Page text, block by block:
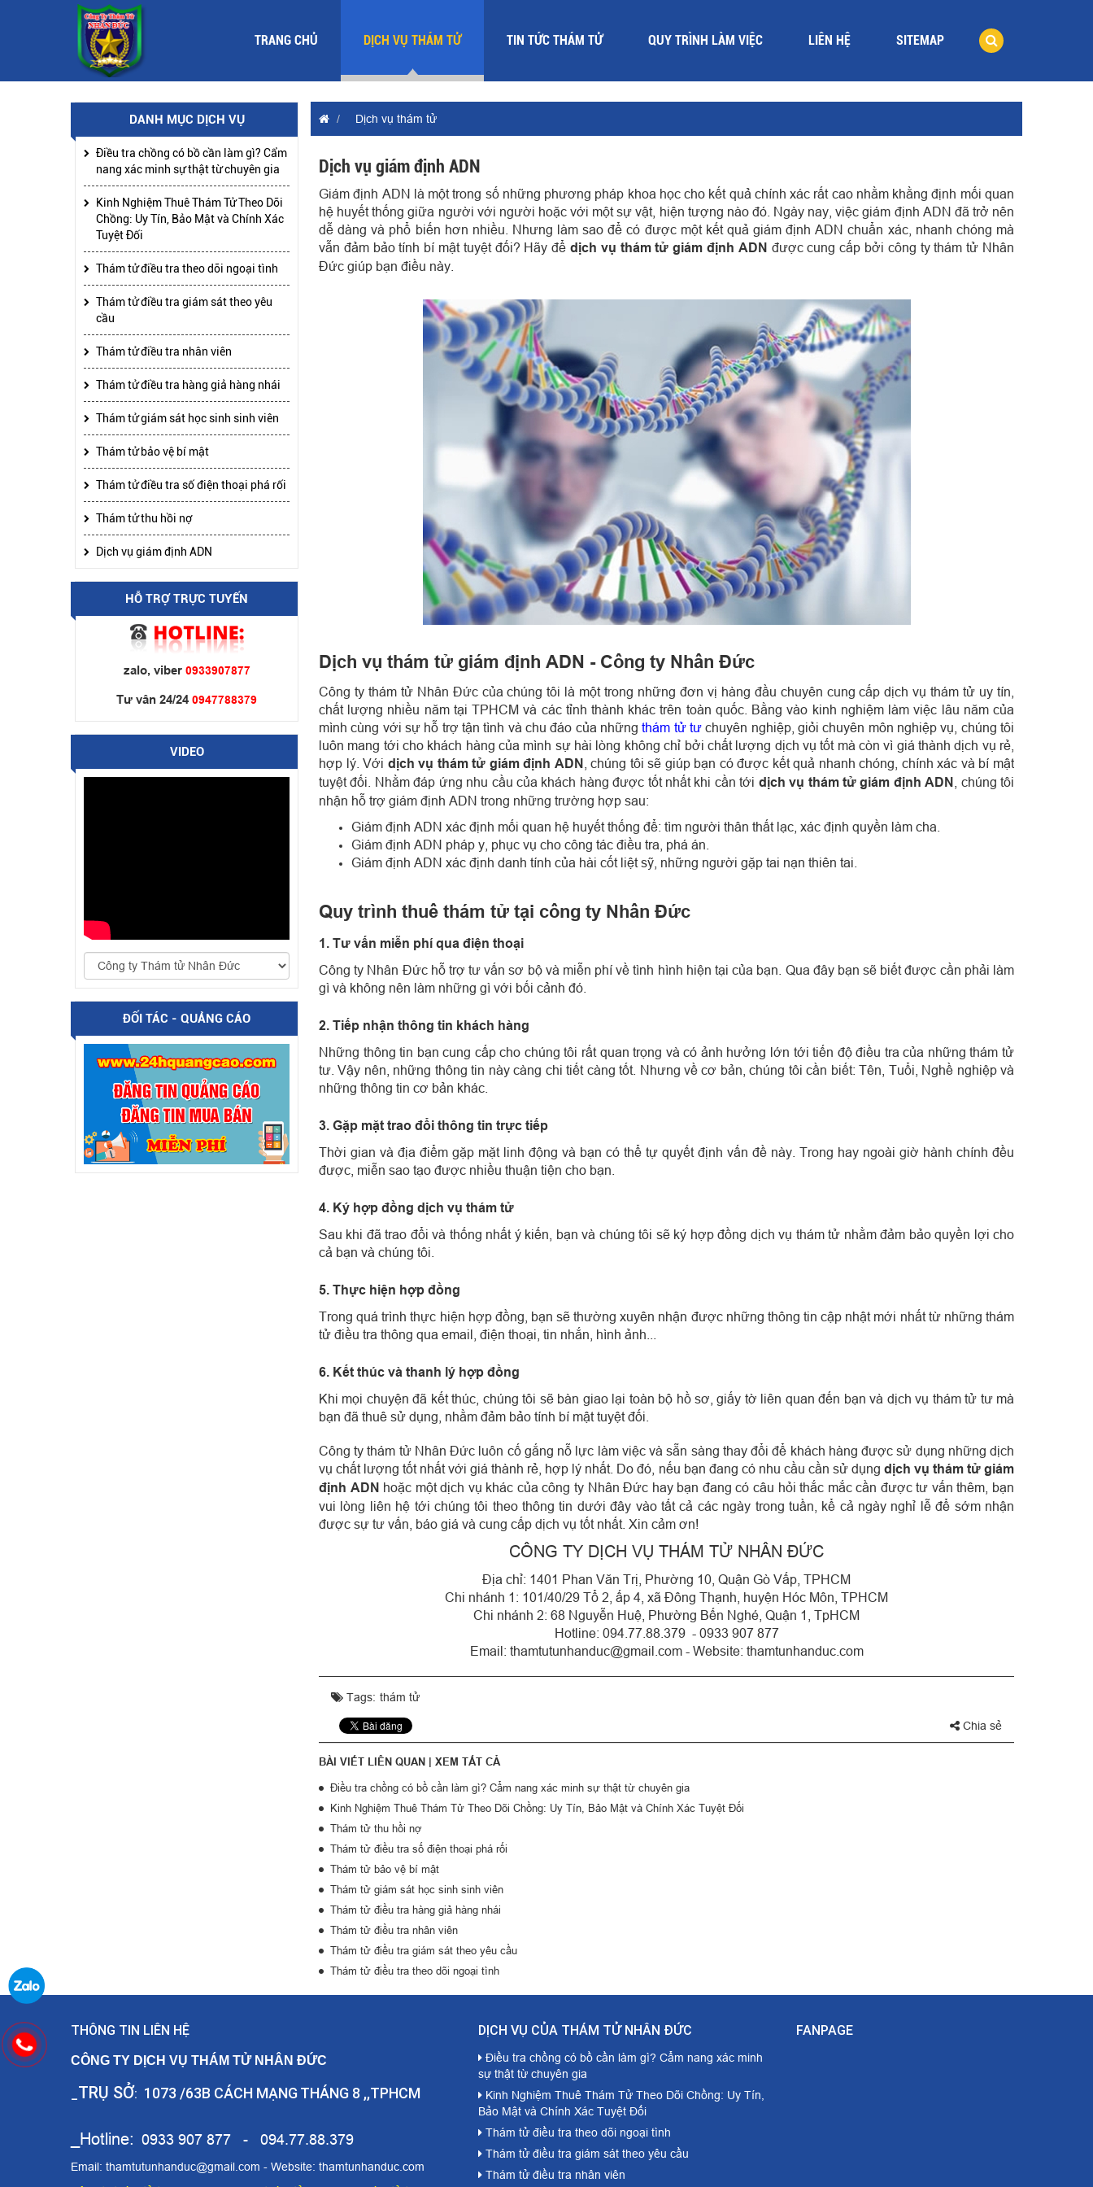
TRANG CHỦ DỊCH VỤ THÁM TỬ TIN TỨC THÁM TỬ QUY TRÌNH LÀM VIỆC LIÊN HỆ SITEMAP
DANH MỤC DỊCH VỤ
Điều tra chồng có bồ cần làm gì? Cẩm
nang xác minh sự thật từ chuyên gia
Kinh Nghiệm Thuê Thám Tử Theo Dõi
Chồng: Uy Tín, Bảo Mật và Chính Xác
Tuyệt Đối
Thám tử điều tra theo dõi ngoại tình
Thám tử điều tra giám sát theo yêu
cầu
Thám tử điều tra nhân viên
Thám tử điều tra hàng giả hàng nhái
Thám tử giám sát học sinh sinh viên
Thám tử bảo vệ bí mật
Thám tử điều tra số điện thoại phá rối
Thám tử thu hồi nợ
Dịch vụ giám định ADN
HỖ TRỢ TRỰC TUYẾN
zalo, viber 0933907877
Tư vân 24/24 0947788379
VIDEO
ĐỐI TÁC - QUẢNG CÁO
Dịch vụ thám tử
Dịch vụ giám định ADN
Giám định ADN là một trong số những phương pháp khoa học cho kết quả chính xác rất cao nhằm khằng định mối quan
hệ huyết thống giữa người với người hoặc với một sự vật, hiện tượng nào đó. Ngày nay, việc giám định ADN đã trở nên
dễ dàng và phổ biến hơn nhiều. Nhưng làm sao để có được một kết quả giám định ADN chuẩn xác, nhanh chóng mà
vẫn đảm bảo tính bí mật tuyệt đối? Hãy đểdịch vụ thám tử giám định ADN được cung cấp bởi công ty thám tử Nhân
Đức giúp bạn điều này.
Dịch vụ thám tử giám định ADN - Công ty Nhân Đức
Công ty thám tử Nhân Đức của chúng tôi là một trong những đơn vị hàng đầu chuyên cung cấp dịch vụ thám tử uy tín,
chất lượng nhiều năm tại TPHCM và các tỉnh thành khác trên toàn quốc. Bằng vào kinh nghiệm làm việc lâu năm của
mình cùng với sự hỗ trợ tận tình và chu đáo của nhữngthám tử tư chuyên nghiệp, giỏi chuyên môn nghiệp vụ, chúng tôi
luôn mang tới cho khách hàng của mình sự hài lòng không chỉ bởi chất lượng dịch vụ tốt mà còn vì giá thành dịch vụ rẻ,
hợp lý. Với dịch vụ thám tử giám định ADN , chúng tôi sẽ giúp bạn có được kết quả nhanh chóng, chính xác và bí mật
tuyệt đối. Nhằm đáp ứng nhu cầu của khách hàng được tốt nhất khi cần tới dịch vụ thám tử giám định ADN , chúng tôi
nhận hỗ trợ giám định ADN trong những trường hợp sau:
Giám định ADN xác định mối quan hệ huyết thống để: tìm người thân thất lạc, xác định quyền làm cha.
Giám định ADN pháp y, phục vụ cho công tác điều tra, phá án.
Giám định ADN xác định danh tính của hài cốt liệt sỹ, những người gặp tai nạn thiên tai.
Quy trình thuê thám tử tại công ty Nhân Đức
1. Tư vấn miễn phí qua điện thoại
Công ty Nhân Đức hỗ trợ tư vấn sơ bộ và miễn phí về tình hình hiện tại của bạn. Qua đây bạn sẽ biết được cần phải làm
gì và không nên làm những gì với bối cảnh đó.
2. Tiếp nhận thông tin khách hàng
Những thông tin bạn cung cấp cho chúng tôi rất quan trọng và có ảnh hưởng lớn tới tiến độ điều tra của những thám tử
tư. Vậy nên, những thông tin này càng chi tiết càng tốt. Nhưng về cơ bản, chúng tôi cần biết: Tên, Tuổi, Nghề nghiệp và
những thông tin cơ bản khác.
3. Gặp mặt trao đổi thông tin trực tiếp
Thời gian và địa điểm gặp mặt linh động và bạn có thể tự quyết định vấn đề này. Trong hay ngoài giờ hành chính đều
được, miễn sao tạo được nhiều thuận tiện cho bạn.
4. Ký hợp đồng dịch vụ thám tử
Sau khi đã trao đổi và thống nhất ý kiến, bạn và chúng tôi sẽ ký hợp đồng dịch vụ thám tử nhằm đảm bảo quyền lợi cho
cả bạn và chúng tôi.
5. Thực hiện hợp đồng
Trong quá trình thực hiện hợp đồng, bạn sẽ thường xuyên nhận được những thông tin cập nhật mới nhất từ những thám
tử điều tra thông qua email, điện thoại, tin nhắn, hình ảnh...
6. Kết thúc và thanh lý hợp đồng
Khi mọi chuyện đã kết thúc, chúng tôi sẽ bàn giao lại toàn bộ hồ sơ, giấy tờ liên quan đến bạn và dịch vụ thám tử tư mà
bạn đã thuê sử dụng, nhằm đảm bảo tính bí mật tuyệt đối.
Công ty thám tử Nhân Đức luôn cố gắng nỗ lực làm việc và sẵn sàng thay đổi để khách hàng được sử dụng những dịch
vụ chất lượng tốt nhất với giá thành rẻ, hợp lý nhất. Do đó, nếu bạn đang có nhu cầu cần sử dụng dịch vụ thám tử giám
định ADN hoặc một dịch vụ khác của công ty Nhân Đức hay bạn đang có câu hỏi thắc mắc cần được tư vấn thêm, bạn
vui lòng liên hệ tới chúng tôi theo thông tin dưới đây vào tất cả các ngày trong tuần, kể cả ngày nghỉ lễ để sớm nhận
được sự tư vấn, báo giá và cung cấp dịch vụ tốt nhất. Xin cảm ơn!
CÔNG TY DỊCH VỤ THÁM TỬ NHÂN ĐỨC
Địa chỉ: 1401 Phan Văn Trị, Phường 10, Quận Gò Vấp, TPHCM
Chi nhánh 1: 101/40/29 Tổ 2, ấp 4, xã Đông Thạnh, huyện Hóc Môn, TPHCM
Chi nhánh 2: 68 Nguyễn Huệ, Phường Bến Nghé, Quận 1, TpHCM
Hotline: 094.77.88.379 - 0933 907 877
Email: thamtutunhanduc@gmail.com - Website: thamtunhanduc.com
Tags: thám tử
Chia sẻ
BÀI VIẾT LIÊN QUAN | XEM TẤT CẢ
Điều tra chồng có bồ cần làm gì? Cẩm nang xác minh sự thật từ chuyên gia
Kinh Nghiệm Thuê Thám Tử Theo Dõi Chồng: Uy Tín, Bảo Mật và Chính Xác Tuyệt Đối
Thám tử thu hồi nợ
Thám tử điều tra số điện thoại phá rối
Thám tử bảo vệ bí mật
Thám tử giám sát học sinh sinh viên
Thám tử điều tra hàng giả hàng nhái
Thám tử điều tra nhân viên
Thám tử điều tra giám sát theo yêu cầu
Thám tử điều tra theo dõi ngoại tình
THÔNG TIN LIÊN HỆ
CÔNG TY DỊCH VỤ THÁM TỬ NHÂN ĐỨC
TRỤ SỞ: 1073 /63B CÁCH MẠNG THÁNG 8 ,,TPHCM
_Hotline: 0933 907 877 - 094.77.88.379
Email: thamtutunhanduc@gmail.com - Website: thamtunhanduc.com
DỊCH VỤ CỦA THÁM TỬ NHÂN ĐỨC
Điều tra chồng có bồ cần làm gì? Cẩm nang xác minh
sự thật từ chuyên gia
Kinh Nghiệm Thuê Thám Tử Theo Dõi Chồng: Uy Tín,
Bảo Mật và Chính Xác Tuyệt Đối
Thám tử điều tra theo dõi ngoại tình
Thám tử điều tra giám sát theo yêu cầu
Thám tử điều tra nhân viên
FANPAGE